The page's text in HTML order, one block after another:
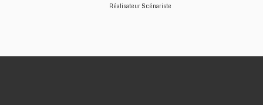
Réalisateur Scénariste